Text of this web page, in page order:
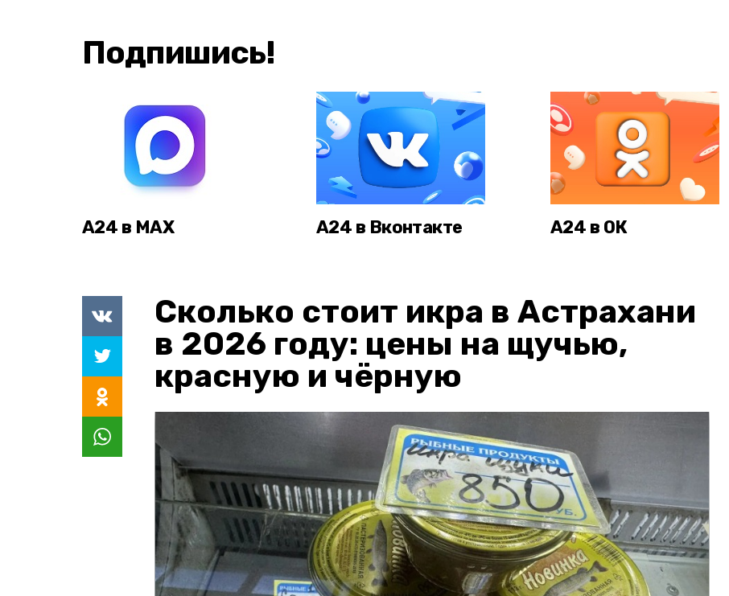
Подпишись!
А24 в MAX А24 в Вконтакте А24 в ОК
Сколько стоит икра в Астрахани
в 2026 году: цены на щучью,
красную и чёрную